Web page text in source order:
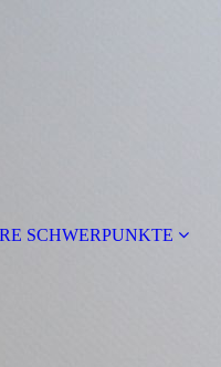
SCHWERPUNKTE